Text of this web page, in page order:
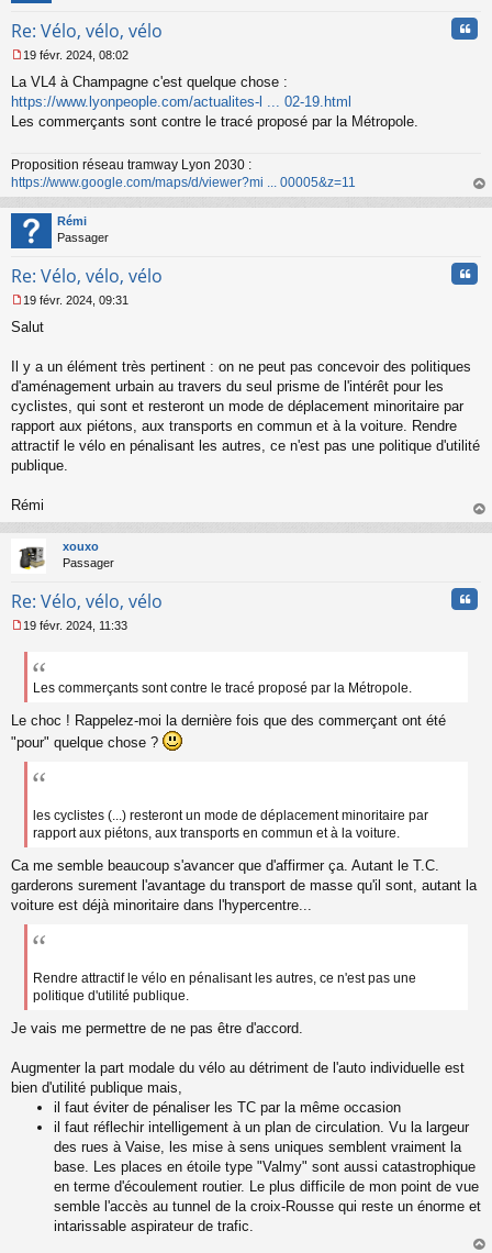
Re: Vélo, vélo, vélo
e
s
s
e
n
o
n
l
u
19 févr. 2024, 08:02
La VL4 à Champagne c'est quelque chose :
https://www.lyonpeople.com/actualites-l ... 02-19.html
Les commerçants sont contre le tracé proposé par la Métropole.
Proposition réseau tramway Lyon 2030 :
https://www.google.com/maps/d/viewer?mi ... 00005&z=11
au
Rémi
Passager
Re: Vélo, vélo, vélo
e
s
a
g
e
n
o
n
19 févr. 2024, 09:31
Salut
Il y a un élément très pertinent : on ne peut pas concevoir des politiques
d'aménagement urbain au travers du seul prisme de l'intérêt pour les
cyclistes, qui sont et resteront un mode de déplacement minoritaire par
rapport aux piétons, aux transports en commun et à la voiture. Rendre
attractif le vélo en pénalisant les autres, ce n'est pas une politique d'utilité
publique.
Rémi
au
xouxo
Passager
Re: Vélo, vélo, vélo
e
a
g
19 févr. 2024, 11:33
Les commerçants sont contre le tracé proposé par la Métropole.
Le choc ! Rappelez-moi la dernière fois que des commerçant ont été
"pour" quelque chose ?
les cyclistes (...) resteront un mode de déplacement minoritaire par
rapport aux piétons, aux transports en commun et à la voiture.
Ca me semble beaucoup s'avancer que d'affirmer ça. Autant le T.C.
garderons surement l'avantage du transport de masse qu'il sont, autant la
voiture est déjà minoritaire dans l'hypercentre...
Rendre attractif le vélo en pénalisant les autres, ce n'est pas une
politique d'utilité publique.
Je vais me permettre de ne pas être d'accord.
Augmenter la part modale du vélo au détriment de l'auto individuelle est
bien d'utilité publique mais,
il faut éviter de pénaliser les TC par la même occasion
il faut réflechir intelligement à un plan de circulation. Vu la largeur
des rues à Vaise, les mise à sens uniques semblent vraiment la
base. Les places en étoile type "Valmy" sont aussi catastrophique
en terme d'écoulement routier. Le plus difficile de mon point de vue
semble l'accès au tunnel de la croix-Rousse qui reste un énorme et
intarissable aspirateur de trafic.